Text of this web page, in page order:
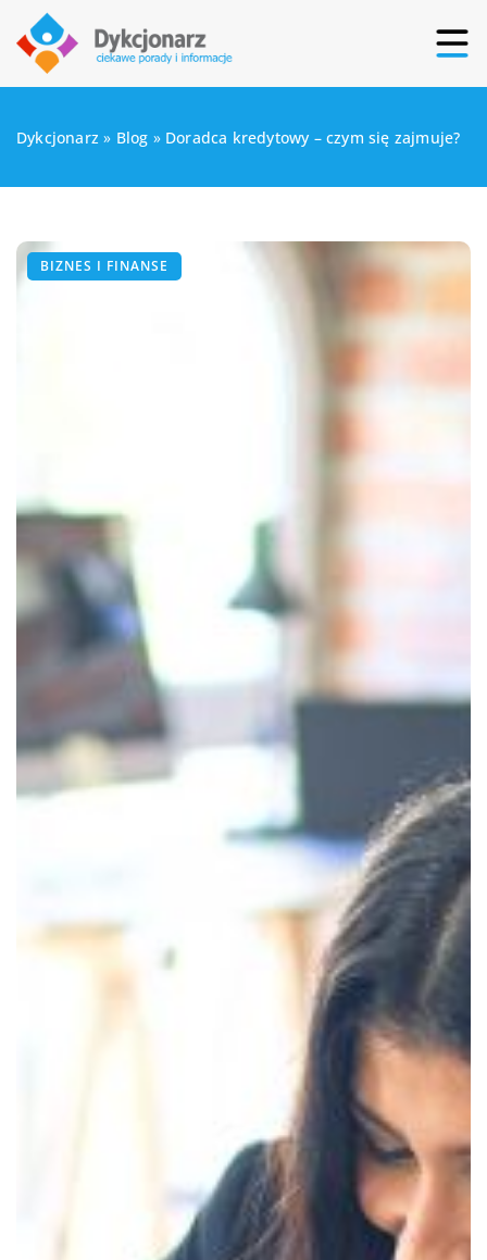
Dykcjonarz » Blog » Doradca kredytowy – czym się zajmuje?
BIZNES I FINANSE